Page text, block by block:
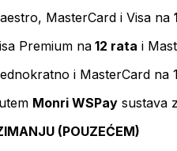
MasterCard i Visa na
Premium na 12 rata i
i MasterCard na
Monri WSPay sustava
(POUZEĆEM)